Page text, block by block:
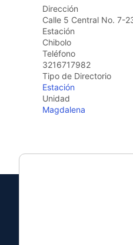
Dirección
Calle 5 Central No. 7-
Estación
Chibolo
Teléfono
3216717982
Tipo de Directorio
Estación
Unidad
Magdalena